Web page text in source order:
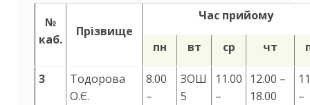
№
каб.
Прізвище
Час прийому
пн вт ср чт
3
Тодорова
О.Є.
8.00
–
ЗОШ
5
11.00
–
12.00 –
18.00
–